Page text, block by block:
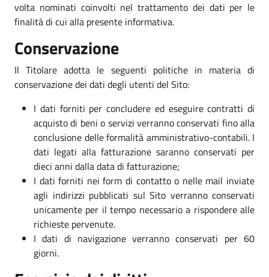
volta nominati coinvolti nel trattamento dei dati per le
finalità di cui alla presente informativa.
Conservazione
Il Titolare adotta le seguenti politiche in materia di
conservazione dei dati degli utenti del Sito:
I dati forniti per concludere ed eseguire contratti di
acquisto di beni o servizi verranno conservati fino alla
conclusione delle formalità amministrativo-contabili. I
dati legati alla fatturazione saranno conservati per
dieci anni dalla data di fatturazione;
I dati forniti nei form di contatto o nelle mail inviate
agli indirizzi pubblicati sul Sito verranno conservati
unicamente per il tempo necessario a rispondere alle
richieste pervenute.
I dati di navigazione verranno conservati per 60
giorni.